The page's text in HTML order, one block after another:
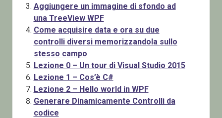
Aggiungere un immagine di sfondo ad
una TreeView WPF
Come acquisire data e ora su due
controlli diversi memorizzandola sullo
stesso campo
Lezione 0 – Un tour di Visual Studio 2015
Lezione 1 – Cos’è C#
Lezione 2 – Hello world in WPF
Generare Dinamicamente Controlli da
codice